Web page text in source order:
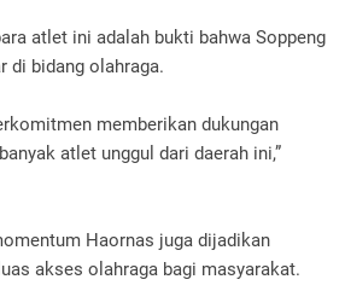
atlet ini adalah bukti bahwa Soppeng
di bidang olahraga.
memberikan dukungan
atlet unggul dari daerah ini,”
Haornas juga dijadikan
akses olahraga bagi masyarakat.